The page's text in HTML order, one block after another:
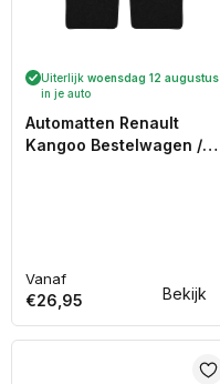
Bekijk
Uiterlijk woensdag 12 augustus
in je auto
Automatten Renault
Kangoo Bestelwagen /
Normale
prijs
Vanaf
€26,95